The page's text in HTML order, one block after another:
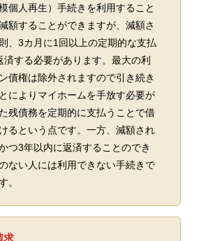
個人再生）手続きを利用すること
額することができますが、減額さ
、3カ月に1回以上の定期的な支払
済する必要があります。最大の利
債権は除外されますので引き続き
によりマイホームを手放す必要が
残債務を定期的に支払うことで借
るという点です。一方、減額され
つ3年以内に返済することのでき
ない人には利用できない手続きで
。
求